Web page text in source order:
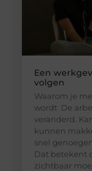
Een
volgen
Waarom je
wordt De
veranderd.
kunnen
snel
Dat betekent
zichtbaar